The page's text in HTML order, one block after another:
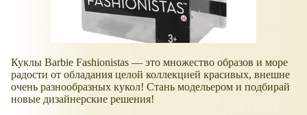
Куклы Barbie Fashionistas — это множество образов и море
радости от обладания целой коллекцией красивых, внешне
очень разнообразных кукол! Стань модельером и подбирай
новые дизайнерские решения!